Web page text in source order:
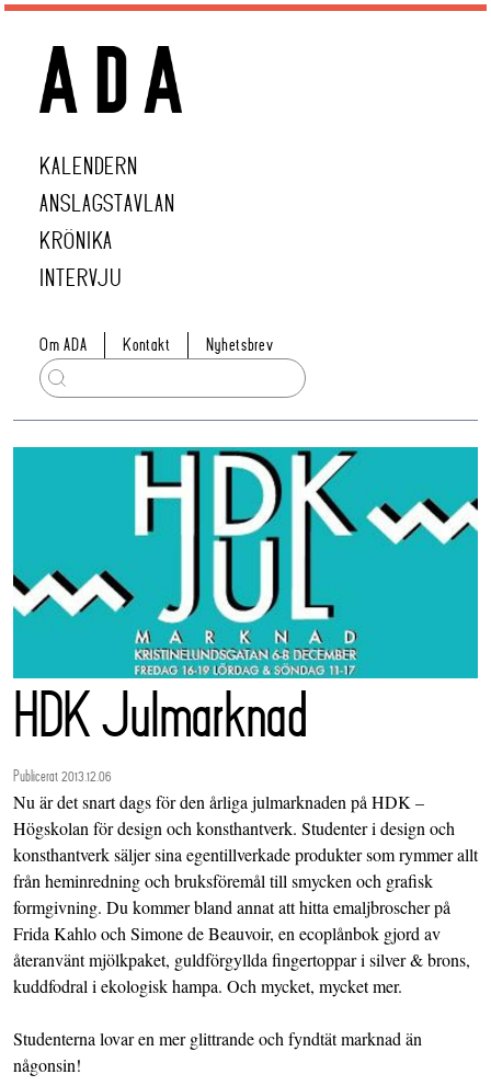
KALENDERN
ANSLAGSTAVLAN
KRÖNIKA
INTERVJU
Om ADA Kontakt Nyhetsbrev
HDK Julmarknad
Publicerat 2013.12.06
Nu är det snart dags för den årliga julmarknaden på HDK –
Högskolan för design och konsthantverk. Studenter i design och
konsthantverk säljer sina egentillverkade produkter som rymmer allt
från heminredning och bruksföremål till smycken och grafisk
formgivning. Du kommer bland annat att hitta emaljbroscher på
Frida Kahlo och Simone de Beauvoir, en ecoplånbok gjord av
återanvänt mjölkpaket, guldförgyllda fingertoppar i silver & brons,
kuddfodral i ekologisk hampa. Och mycket, mycket mer.
Studenterna lovar en mer glittrande och fyndtät marknad än
någonsin!